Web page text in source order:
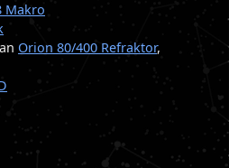
Makro
an Orion 80/400 Refraktor,